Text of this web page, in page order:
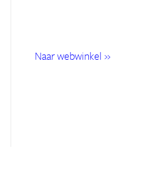
Naar webwinkel »